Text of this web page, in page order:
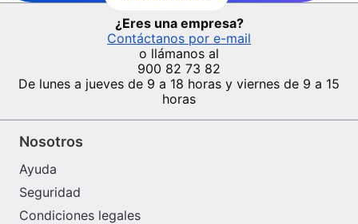
¿Eres una empresa?
Contáctanos por e-mail
o llámanos al
900 82 73 82
De lunes a jueves de 9 a 18 horas y viernes de 9 a 15
horas
Nosotros
Ayuda
Seguridad
Condiciones legales